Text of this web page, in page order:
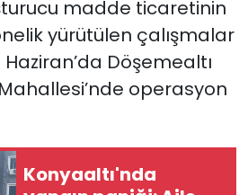
madde ticaretinin
yürütülen çalışmalar
Döşemealtı
operasyon
Konyaaltı'nda